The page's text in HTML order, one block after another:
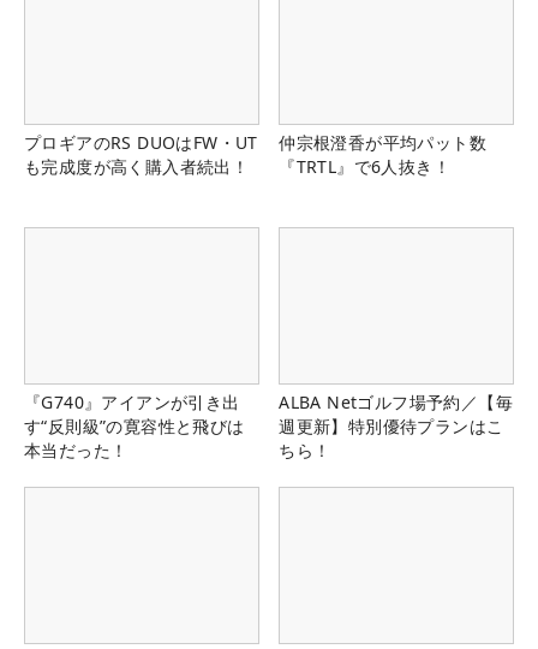
プロギアのRS DUOはFW・UT
も完成度が高く購入者続出！
仲宗根澄香が平均パット数
『TRTL』で6人抜き！
『G740』アイアンが引き出
す“反則級”の寛容性と飛びは
本当だった！
ALBA Netゴルフ場予約／【毎
週更新】特別優待プランはこ
ちら！